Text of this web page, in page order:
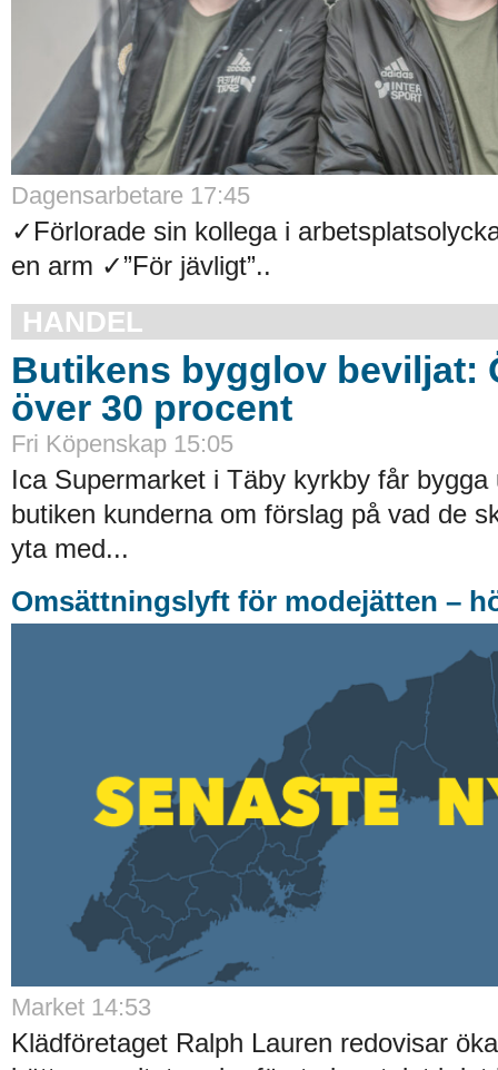
Dagensarbetare 17:45
✓Förlorade sin kollega i
en arm ✓”För jävligt”..
HANDEL
Butikens bygglov beviljat:
över 30 procent
Fri Köpenskap 15:05
Ica Supermarket i Täby kyrkby får bygga
butiken kunderna om förslag på vad de
yta med...
Omsättningslyft för modejätten –
Market 14:53
Klädföretaget Ralph Lauren redovisar